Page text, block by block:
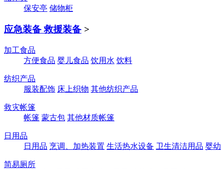
保安亭 储物柜
应急装备 救援装备 >
加工食品
方便食品 婴儿食品 饮用水 饮料
纺织产品
服装配饰 床上织物 其他纺织产品
救灾帐篷
帐篷 蒙古包 其他材质帐篷
日用品
日用品 烹调、加热装置 生活热水设备 卫生清洁用品 婴
简易厕所